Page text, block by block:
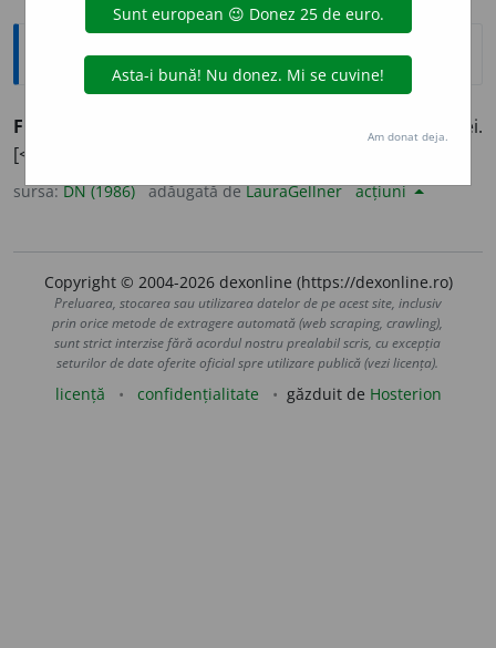
Explicative DEX
FORMUL
Acțiunea de a formula și rezultatul ei.
[<
sursa:DN (1986) adăugată deLauraGellner acțiuni
Copyright © 2004-2026 dexonline (https://dexonline.ro)
Preluarea, stocarea sau utilizarea datelor de pe acest site, inclusiv
prin orice metode de extragere automată (web scraping, crawling),
sunt strict interzise fără acordul nostru prealabil scris, cu excepția
seturilor de date oferite oficial spre utilizare publică (vezi licența).
licență confidențialitate găzduit de Hosterion
Am donat deja.